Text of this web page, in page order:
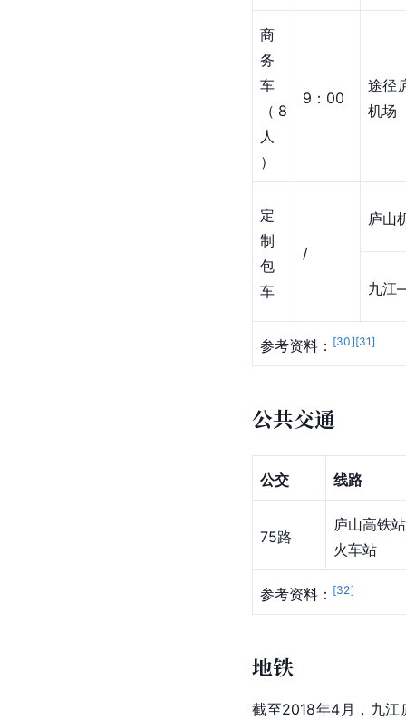
商
务
车
（8
人
）
9：00
途径
机场
定
制
包
车
/
庐山
九江
参考资料： [30][31]
公共交通
公交 线路
75路
庐山高铁
火车站
参考资料： [32]
地铁
截至2018年4月，九江